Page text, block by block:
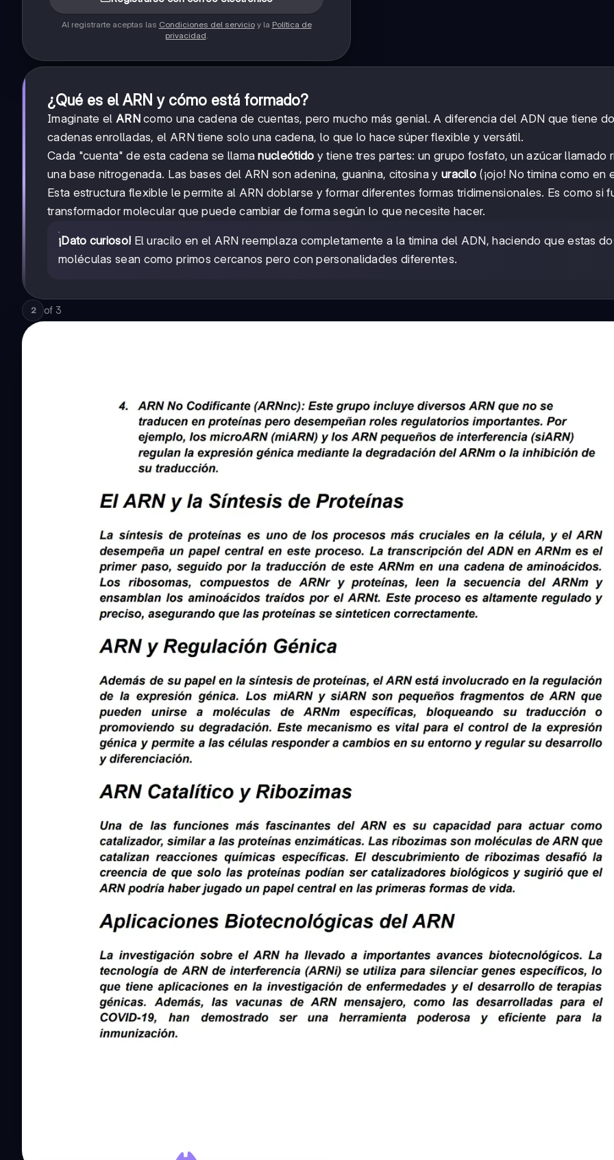
Al registrarte aceptas las Condiciones del servicioy la Política de
privacidad
¿Qué es el ARN y cómo está formado?
Imaginate el ARNcomo una cadena de cuentas, pero mucho más genial. A diferencia del ADN que tiene
cadenas enrolladas, el ARN tiene solo una cadena, lo que lo hace súper flexible y versátil.
Cada "cuenta" de esta cadena se llamanucleótido y tiene tres partes: un grupo fosfato, un azúcar llamado
una base nitrogenada. Las bases del ARN son adenina, guanina, citosina y uracilo (¡ojo! No timina como en
Esta estructura flexible le permite al ARN doblarse y formar diferentes formas tridimensionales. Es como si
transformador molecular que puede cambiar de forma según lo que necesite hacer.
¡Dato curioso! El uracilo en el ARN reemplaza completamente a la timina del ADN, haciendo que estas
moléculas sean como primos cercanos pero con personalidades diferentes.
2 of 3